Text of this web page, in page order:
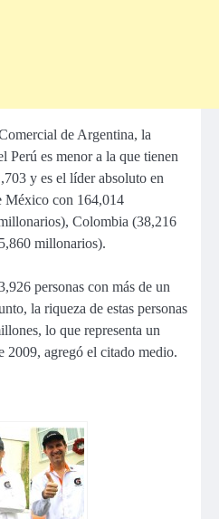
de Argentina, la
Perú es menor a la que tienen
y es el líder absoluto en
México con 164,014
Colombia (38,216
millonarios).
personas con más de un
la riqueza de estas personas
lo que representa un
2009, agregó el citado medio.